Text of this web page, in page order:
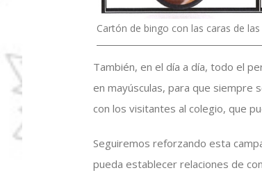
Cartón de bingo con las caras de
También, en el día a día, todo el
en mayúsculas, para que siempre
con los visitantes al colegio, que
Seguiremos reforzando esta
pueda establecer relaciones de